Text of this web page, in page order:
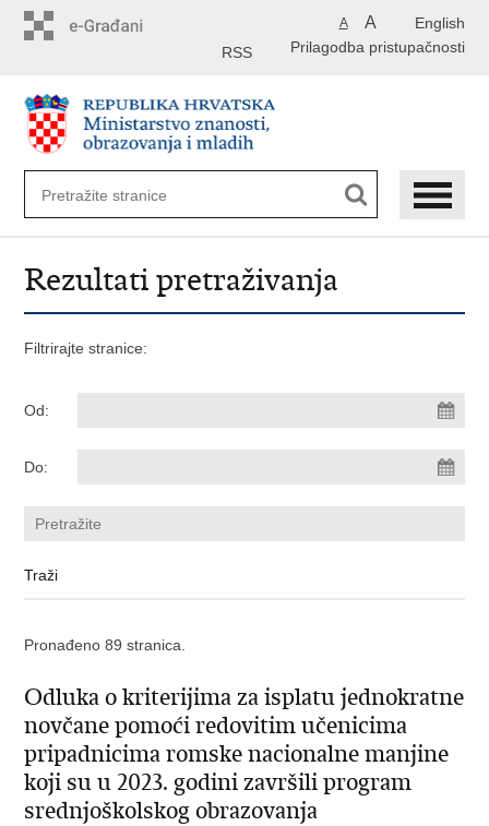
English
A A
Prilagodba pristupačnosti
RSS
Rezultati pretraživanja
Filtrirajte stranice:
Od:
Do:
Pronađeno 89 stranica.
Odluka o kriterijima za isplatu jednokratne
novčane pomoći redovitim učenicima
pripadnicima romske nacionalne manjine
koji su u 2023. godini završili program
srednjoškolskog obrazovanja